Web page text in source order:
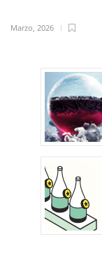
Marzo, 2026